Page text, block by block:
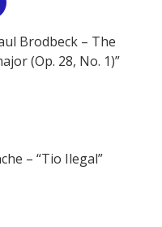
Link
Brodbeck – The
(Op. 28, No. 1)”
– “Tio Ilegal”